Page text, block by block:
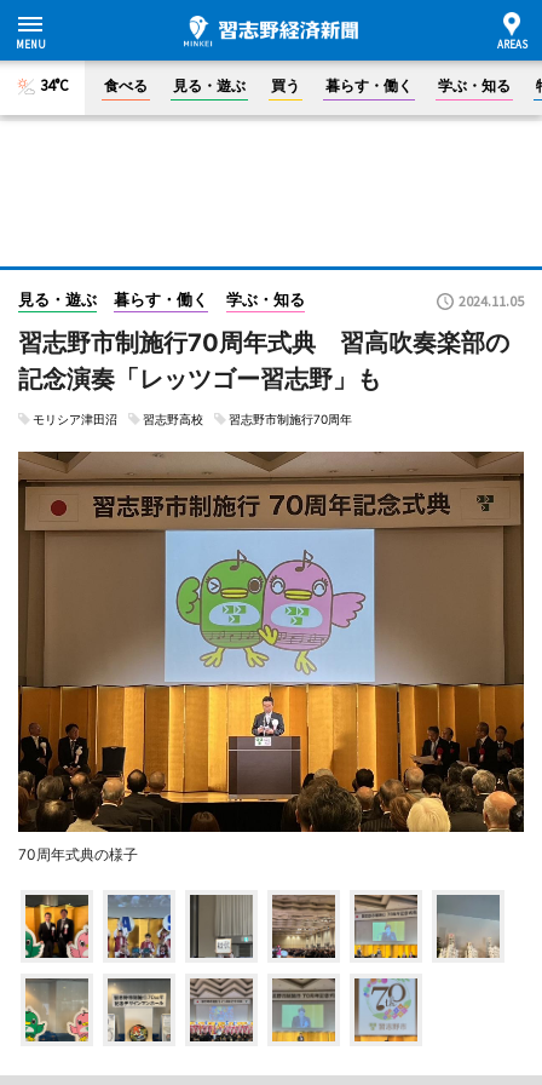
34°C 食べる 見る・遊ぶ 買う 暮らす・働く 学ぶ・知る
見る・遊ぶ 暮らす・働く 学ぶ・知る 2024.11.05
習志野市制施行70周年式典 習高吹奏楽部の
記念演奏「レッツゴー習志野」も
モリシア津田沼 習志野高校 習志野市制施行70周年
70周年式典の様子